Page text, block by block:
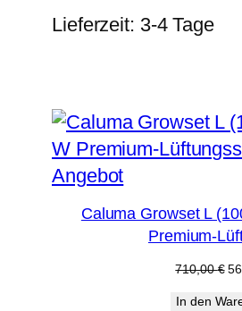
Lieferzeit: 3-4 Tage
AngebotProdukt
Angebot
Caluma Growset L
Premium-
710,00€
In den